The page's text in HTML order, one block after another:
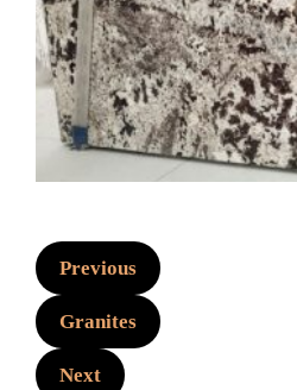
Previous
Granites
Next